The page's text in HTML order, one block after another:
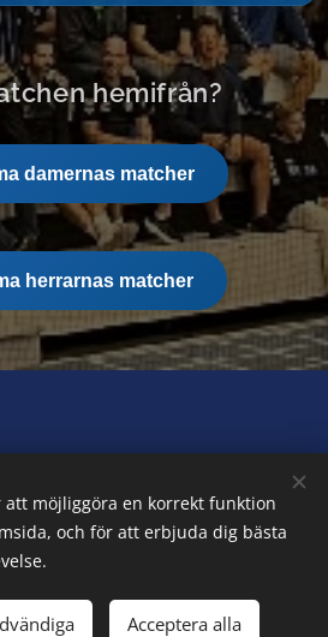
hemifrån?
damernas matcher
herrarnas matcher
28 Lund
att möjliggöra en korrekt funktion
och för att erbjuda dig bästa
Acceptera alla